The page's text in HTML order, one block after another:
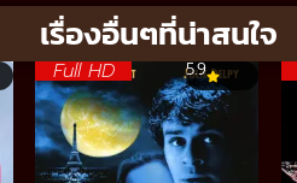
เรื่องอื่นๆที่น่าสนใจ
Full HD 5.9